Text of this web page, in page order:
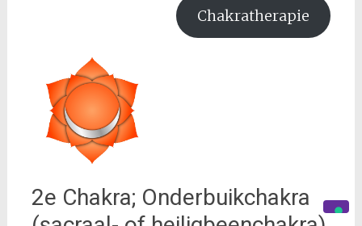
Chakratherapie
2e Chakra; Onderbuikchakra